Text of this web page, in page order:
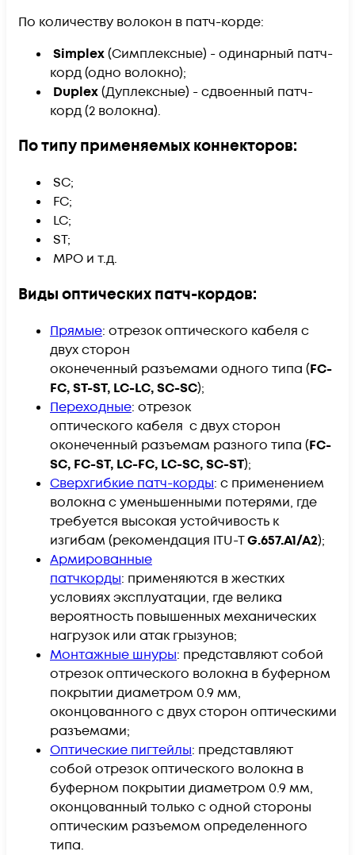
​По количеству волокон в патч-корде:
Simplex(Симплексные) - одинарный патч-
корд (одно волокно);
Duplex(Дуплексные) - сдвоенный патч-
корд (2 волокна).
​По типу применяемых коннекторов:
​ SC;
FC;
LC;
ST;
MPO и т.д.
Виды оптических патч-кордов:
Прямые: отрезок оптического кабеля с
двух сторон​
оконеченный разъемами одного типа (FC-
FC, ST-ST, LC-LC, SC-SC);
Переходные: отрезок
оптического кабеля с двух сторон​
оконеченный разъемам разного типа (FC-
SC, FC-ST, LC-FC, LC-SC, SC-ST);
Сверхгибкие патч-корды: с применением
волокна с уменьшенными потерями, где
требуется высокая устойчивость к
изгибам (рекомендация ITU-TG.657.A1/A2);
Армированные
патчкорды: применяются в жестких
условиях эксплуатации, где велика
вероятность повышенных механических
нагрузок или атак грызунов;
Монтажные шнуры: представляют собой
отрезок оптического волокна в буферном
покрытии диаметром 0.9 мм,
оконцованного с двух сторон оптическими
разъемами;
Оптические пигтейлы: представляют
собой отрезок оптического волокна в
буферном покрытии диаметром 0.9 мм,
оконцованный только с одной стороны
оптическим разъемом определенного
типа.